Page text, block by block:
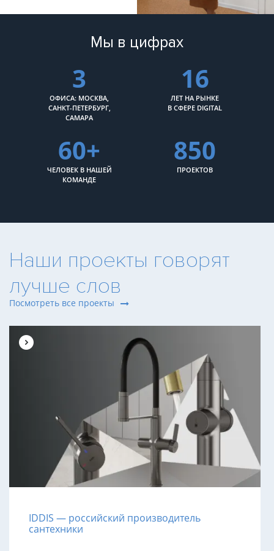
Мы в цифрах
3
ОФИСА: МОСКВА,
САНКТ-ПЕТЕРБУРГ,
САМАРА
16
ЛЕТ НА РЫНКЕ
В СФЕРЕ DIGITAL
60+
ЧЕЛОВЕК В НАШЕЙ
КОМАНДЕ
850
ПРОЕКТОВ
Наши проекты говорят
лучше слов
Посмотреть все проекты
IDDIS — российский производитель
сантехники